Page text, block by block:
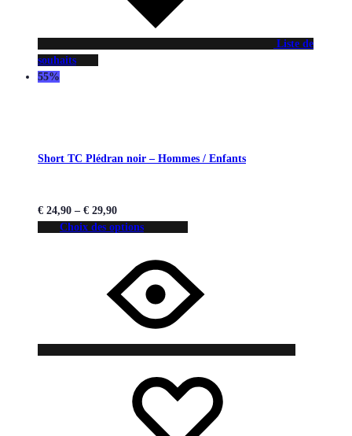
Liste de
souhaits
55%
Short TC Plédran noir – Hommes / Enfants
€ 24,90 – € 29,90
Choix des options